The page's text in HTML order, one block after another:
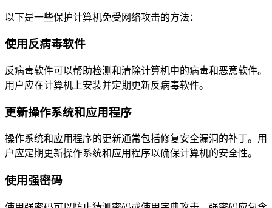
以下是一些保护计算机免受网络攻击的方法：
使用反病毒软件
反病毒软件可以帮助检测和清除计算机中的病毒和恶意软件。
用户应在计算机上安装并定期更新反病毒软件。
更新操作系统和应用程序
操作系统和应用程序的更新通常包括修复安全漏洞的补丁。用
户应定期更新操作系统和应用程序以确保计算机的安全性。
使用强密码